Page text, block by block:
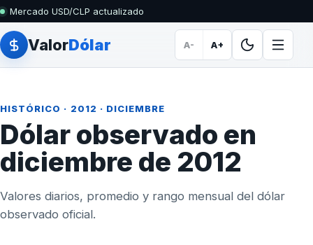
Mercado USD/CLP actualizado
ValorDólar A- A+
HISTÓRICO · 2012 · DICIEMBRE
Dólar observado en
diciembre de 2012
Valores diarios, promedio y rango mensual del dólar
observado oficial.